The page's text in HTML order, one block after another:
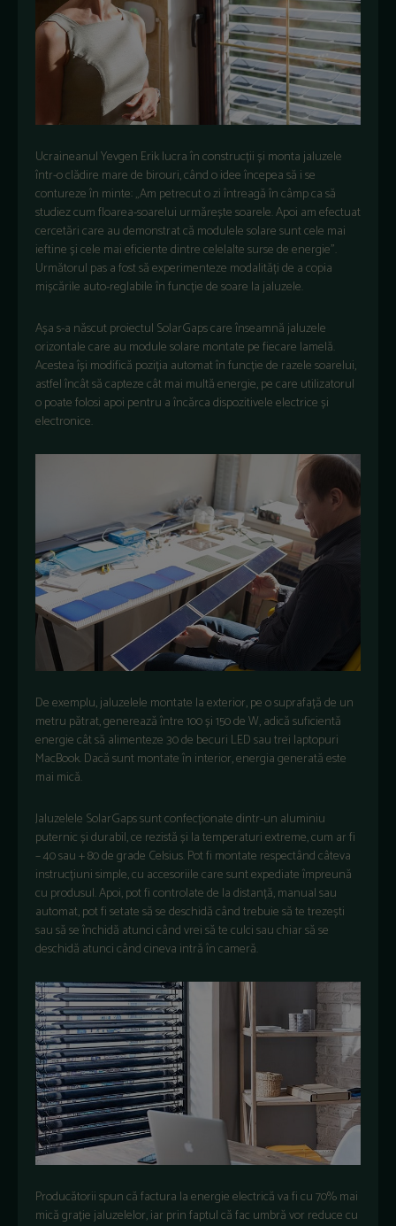
Ucraineanul Yevgen Erik lucra în construcții și monta jaluzele
într-o clădire mare de birouri, când o idee începea să i se
contureze în minte: „Am petrecut o zi întreagă în câmp ca să
studiez cum floarea-soarelui urmărește soarele. Apoi am efectuat
cercetări care au demonstrat că modulele solare sunt cele mai
ieftine și cele mai eficiente dintre celelalte surse de energie”.
Următorul pas a fost să experimenteze modalități de a copia
mișcările auto-reglabile în funcție de soare la jaluzele.
Așa s-a născut proiectul SolarGaps care înseamnă jaluzele
orizontale care au module solare montate pe fiecare lamelă.
Acestea își modifică poziția automat în funcție de razele soarelui,
astfel încât să capteze cât mai multă energie, pe care utilizatorul
o poate folosi apoi pentru a încărca dispozitivele electrice și
electronice.
De exemplu, jaluzelele montate la exterior, pe o suprafață de un
metru pătrat, generează între 100 și 150 de W, adică suficientă
energie cât să alimenteze 30 de becuri LED sau trei laptopuri
MacBook. Dacă sunt montate în interior, energia generată este
mai mică.
Jaluzelele SolarGaps sunt confecționate dintr-un aluminiu
puternic și durabil, ce rezistă și la temperaturi extreme, cum ar fi
– 40 sau + 80 de grade Celsius. Pot fi montate respectând câteva
instrucțiuni simple, cu accesoriile care sunt expediate împreună
cu produsul. Apoi, pot fi controlate de la distanță, manual sau
automat, pot fi setate să se deschidă când trebuie să te trezești
sau să se închidă atunci când vrei să te culci sau chiar să se
deschidă atunci când cineva intră în cameră.
Producătorii spun că factura la energie electrică va fi cu 70% mai
mică grație jaluzelelor, iar prin faptul că fac umbră vor reduce cu